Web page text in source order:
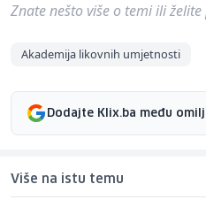
Znate nešto više o temi ili
Akademija likovnih umjetnosti
Dodajte Klix.ba među
Više na istu temu